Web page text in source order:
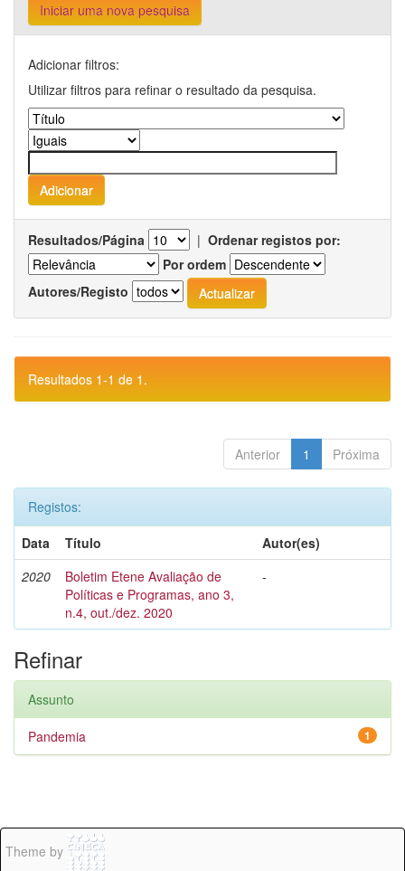
Iniciar uma nova pesquisa
Adicionar filtros:
Utilizar filtros para refinar o resultado da pesquisa.
Resultados/Página | Ordenar registos por:
Por ordem
Autores/Registo
Resultados 1-1 de 1.
Anterior 1 Próxima
Registos:
Data
Título
Autor(es)
2020
Boletim Etene Avaliação de
Políticas e Programas, ano 3,
n.4, out./dez. 2020
-
Refinar
Assunto
1
Pandemia
Theme by